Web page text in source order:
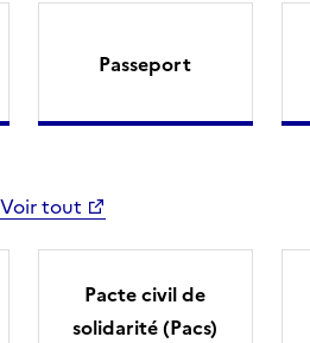
Passeport
Voir tout
Pacte civil de
solidarité (Pacs)